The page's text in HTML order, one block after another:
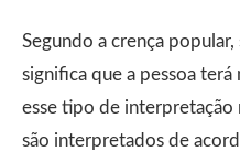
Segundo a crença
significa que a pessoa
esse tipo de interpretação
são interpretados de